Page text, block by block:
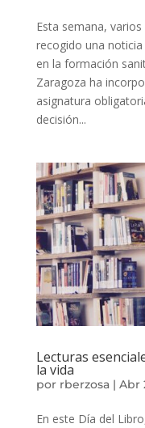
Esta semana,
recogido una
en la formación
Zaragoza ha
asignatura
decisión...
Lecturas
la vida
por rberzosa| Abr
En este Día del